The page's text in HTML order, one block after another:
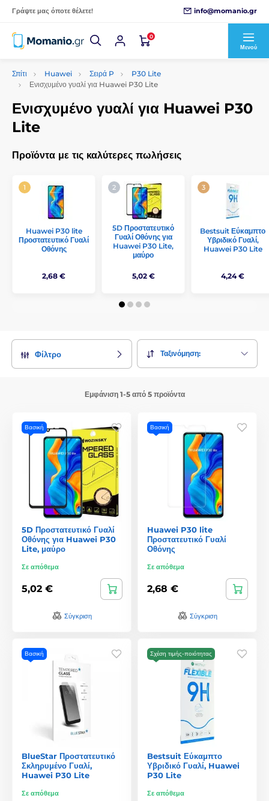
Γράψτε μας όποτε θέλετε! info@momanio.gr
0
Μενού
Σπίτι Huawei Σειρά P
P30 Lite
Ενισχυμένο γυαλί για Huawei P30 Lite
Ενισχυμένο γυαλί για Huawei P30
Lite
Προϊόντα με τις καλύτερες πωλήσεις
Huawei P30 lite
Προστατευτικό Γυαλί
Οθόνης
2,68 €
5D Προστατευτικό
Γυαλί Οθόνης για
Huawei P30 Lite,
μαύρο
5,02 €
Bestsuit Εύκαμπτο
Υβριδικό Γυαλί,
Huawei P30 Lite
4,24 €
Φίλτρο Ταξινόμηση:
Εμφάνιση 1-5 από 5 προϊόντα
Βασική
5D Προστατευτικό Γυαλί
Οθόνης για Huawei P30
Lite, μαύρο
Σε απόθεμα
5,02 €
Σύγκριση
Βασική
Huawei P30 lite
Προστατευτικό Γυαλί
Οθόνης
Σε απόθεμα
2,68 €
Σύγκριση
Βασική
BlueStar Προστατευτικό
Σκληρυμένο Γυαλί,
Huawei P30 Lite
Σε απόθεμα
Σχέση τιμής-ποιότητας
Bestsuit Εύκαμπτο
Υβριδικό Γυαλί, Huawei
P30 Lite
Σε απόθεμα